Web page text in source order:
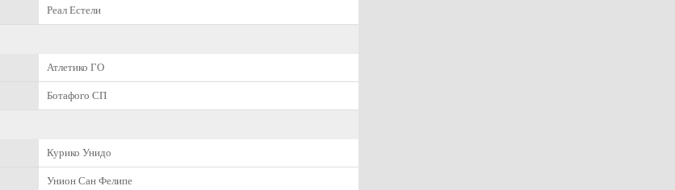
Реал Естели
Атлетико ГО
Ботафого СП
Курико Унидо
Унион Сан Фелипе